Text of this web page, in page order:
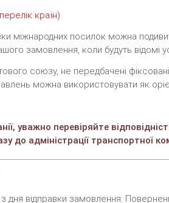
країн).
міжнародних посилок можна
замовлення, коли будуть відомі
союзу, не передбачені
можна використовувати як
уважно перевіряйте
до адміністрації транспортної
дня відправки замовлення.